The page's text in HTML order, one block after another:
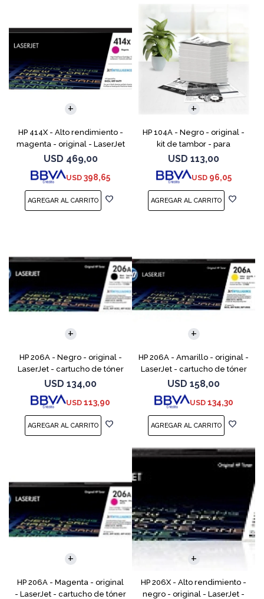
HP 414X - Alto rendimiento -
magenta - original - LaserJet
- cartucho de tóner (W2023X)
- para Color LaserJet
Enterprise M455, M
USD 469,00
USD 398,65
HP 104A - Negro - original -
kit de tambor - para
Neverstop Laser 1000a,
1000n, 1000w, MFP 1200a, MFP
1200n, MFP 1200nw, MFP 120
USD 113,00
USD 96,05
HP 206A - Negro - original -
LaserJet - cartucho de tóner
(W2110A) - para Color
LaserJet Pro M255, M283, MFP
M282, MFP M283
USD 134,00
USD 113,90
HP 206A - Amarillo - original -
LaserJet - cartucho de tóner
(W2112A) - para Color
LaserJet Pro M255, M283, MFP
M282, MFP M283
USD 158,00
USD 134,30
HP 206A - Magenta - original
- LaserJet - cartucho de tóner
HP 206X - Alto rendimiento -
negro - original - LaserJet -